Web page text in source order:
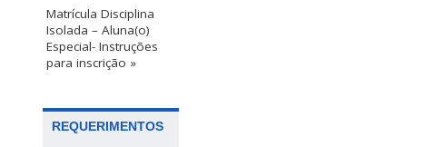
Matrícula Disciplina
Isolada – Aluna(o)
Especial- Instruções
para inscrição »
REQUERIMENTOS